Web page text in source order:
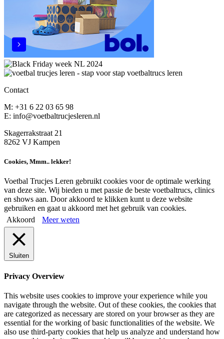
Contact
M: +31 6 22 03 65 98
E: info@voetbaltrucjesleren.nl
Skagerrakstraat 21
8262 VJ Kampen
Cookies, Mmm.. lekker!
Voetbal Trucjes Leren gebruikt cookies voor de optimale werking
van deze site. Wij bieden u met passie de beste voetbaltrucs, clinics
en shows aan. Door akkoord te klikken kunt u deze website
gebruiken en gaat u akkoord met het gebruik van cookies.
Akkoord
Meer weten
Sluiten
Privacy Overview
This website uses cookies to improve your experience while you
navigate through the website. Out of these cookies, the cookies that
are categorized as necessary are stored on your browser as they are
essential for the working of basic functionalities of the website. We
also use third-party cookies that help us analyze and understand how